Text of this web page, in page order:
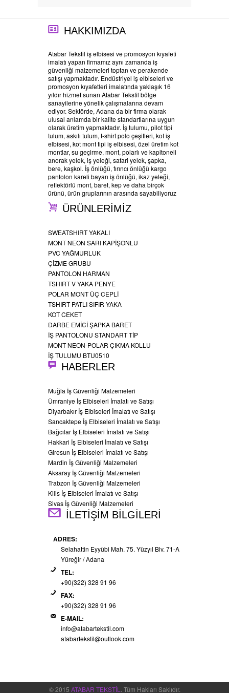
HAKKIMIZDA
Atabar Tekstil iş elbisesi ve promosyon kıyafeti
imalatı yapan firmamız aynı zamanda iş
güvenliği malzemeleri toptan ve perakende
satışı yapmaktadır. Endüstriyel iş elbiseleri ve
promosyon kıyafetleri imalatında yaklaşık 16
yıldır hizmet sunan Atabar Tekstil bölge
sanayilerine yönelik çalışmalarına devam
ediyor. Sektörde, Adana da bir firma olarak
ulusal anlamda bir kalite standartlarına uygun
olarak üretim yapmaktadır. İş tulumu, pilot tipi
tulum, askılı tulum, t-shirt polo çeşitleri, kot iş
elbisesi, kot mont tipi iş elbisesi, özel üretim kot
montlar, su geçirme, mont, polarlı ve kapitoneli
anorak yelek, iş yeleği, safari yelek, şapka,
bere, kaşkol. İş önlüğü, fırıncı önlüğü kargo
pantolon kareli bayan iş önlüğü, ikaz yeleği,
reflektörlü mont, baret, kep ve daha birçok
ürünü, ürün gruplarının arasında sayabiliyoruz
ÜRÜNLERİMİZ
SWEATSHIRT YAKALI
MONT NEON SARI KAPİŞONLU
PVC YAĞMURLUK
ÇİZME GRUBU
PANTOLON HARMAN
TSHIRT V YAKA PENYE
POLAR MONT ÜÇ CEPLİ
TSHIRT PATLI SIFIR YAKA
KOT CEKET
DARBE EMİCİ ŞAPKA BARET
İŞ PANTOLONU STANDART TİP
MONT NEON-POLAR ÇIKMA KOLLU
İŞ TULUMU BTU0510
HABERLER
Muğla İş Güvenliği Malzemeleri
Ümraniye İş Elbiseleri İmalatı ve Satışı
Diyarbakır İş Elbiseleri İmalatı ve Satışı
Sancaktepe İş Elbiseleri İmalatı ve Satışı
Bağcılar İş Elbiseleri İmalatı ve Satışı
Hakkari İş Elbiseleri İmalatı ve Satışı
Giresun İş Elbiseleri İmalatı ve Satışı
Mardin İş Güvenliği Malzemeleri
Aksaray İş Güvenliği Malzemeleri
Trabzon İş Güvenliği Malzemeleri
Kilis İş Elbiseleri İmalatı ve Satışı
Sivas İş Güvenliği Malzemeleri
İLETİŞİM BİLGİLERİ
ADRES:
Selahattin Eyyübi Mah. 75. Yüzyıl Blv. 71-A
Yüreğir / Adana
TEL:
+90(322) 328 91 96
FAX:
+90(322) 328 91 96
E-MAIL:
info@atabartekstil.com
atabartekstil@outlook.com
© 2015 ATABAR TEKSTİL . Tüm Hakları Saklıdır.